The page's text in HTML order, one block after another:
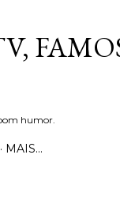
humor.
MAIS…